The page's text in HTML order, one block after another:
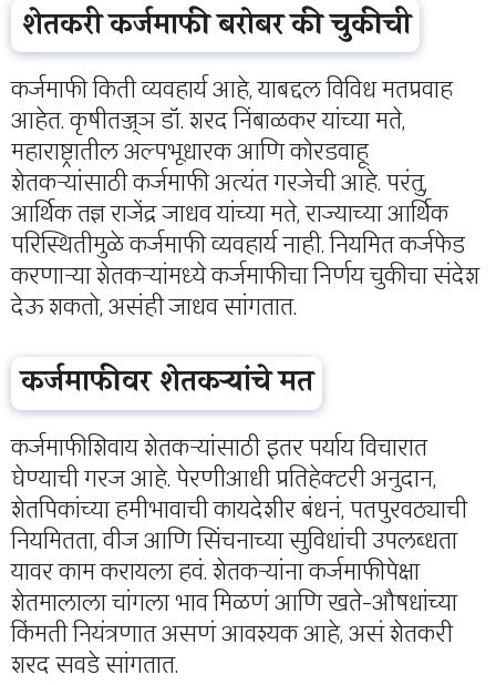
शेतकरी कर्जमाफी बरोबर की चुकीची
कर्जमाफी किती व्यवहार्य आहे, याबद्दल विविध मतप्रवाह
आहेत. कृषीतज्ज्ञ डॉ. शरद निंबाळकर यांच्या मते,
महाराष्ट्रातील अल्पभूधारक आणि कोरडवाहू
शेतकऱ्यांसाठी कर्जमाफी अत्यंत गरजेची आहे. परंतु,
आर्थिक तज्ञ राजेंद्र जाधव यांच्या मते, राज्याच्या आर्थिक
परिस्थितीमुळे कर्जमाफी व्यवहार्य नाही. नियमित कर्जफेड
करणाऱ्या शेतकऱ्यांमध्ये कर्जमाफीचा निर्णय चुकीचा संदेश
देऊ शकतो, असंही जाधव सांगतात.
कर्जमाफीवर शेतकऱ्यांचे मत
कर्जमाफीशिवाय शेतकऱ्यांसाठी इतर पर्याय विचारात
घेण्याची गरज आहे. पेरणीआधी प्रतिहेक्टरी अनुदान,
शेतपिकांच्या हमीभावाची कायदेशीर बंधनं, पतपुरवठ्याची
नियमितता, वीज आणि सिंचनाच्या सुविधांची उपलब्धता
यावर काम करायला हवं. शेतकऱ्यांना कर्जमाफीपेक्षा
शेतमालाला चांगला भाव मिळणं आणि खते-औषधांच्या
किंमती नियंत्रणात असणं आवश्यक आहे, असं शेतकरी
शरद सवडे सांगतात.